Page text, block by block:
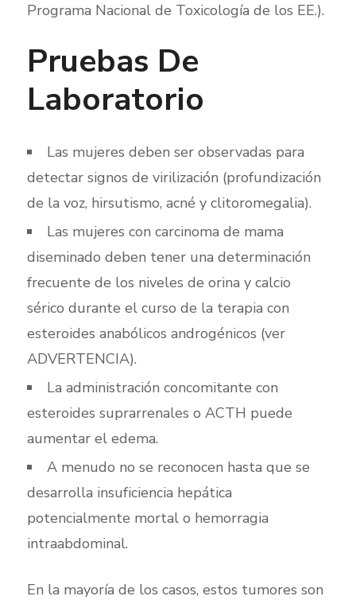
Programa Nacional de Toxicología de los EE.).
Pruebas De
Laboratorio
Las mujeres deben ser observadas para
detectar signos de virilización (profundización
de la voz, hirsutismo, acné y clitoromegalia).
Las mujeres con carcinoma de mama
diseminado deben tener una determinación
frecuente de los niveles de orina y calcio
sérico durante el curso de la terapia con
esteroides anabólicos androgénicos (ver
ADVERTENCIA).
La administración concomitante con
esteroides suprarrenales o ACTH puede
aumentar el edema.
A menudo no se reconocen hasta que se
desarrolla insuficiencia hepática
potencialmente mortal o hemorragia
intraabdominal.
En la mayoría de los casos, estos tumores son